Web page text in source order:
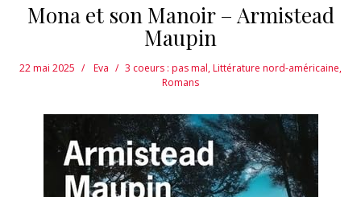
Mona et son Manoir – Armistead
Maupin
22 mai 2025 Eva 3 coeurs : pas mal,Littérature nord-américaine,
Romans